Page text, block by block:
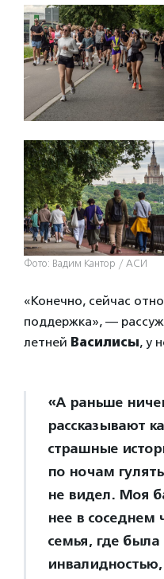
Фото: Вадим Кантор / АСИ
«Конечно, сейчас
поддержка», —
летней Василисы, у
«А раньше
рассказывают
страшные
по ночам
не видел. Моя
нее в
семья, где была